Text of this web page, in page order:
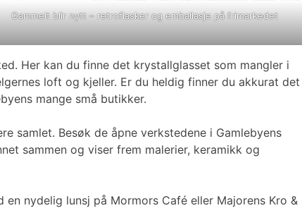
Gammelt blir nytt – retroflasker og emballasje på frimarkedet
Her kan du finne det krystallglasset som mangler i
loft og kjeller. Er du heldig finner du akkurat det
mange små butikker.
samlet. Besøk de åpne verkstedene i Gamlebyens
sammen og viser frem malerier, keramikk og
nydelig lunsj på Mormors Café eller Majorens Kro &